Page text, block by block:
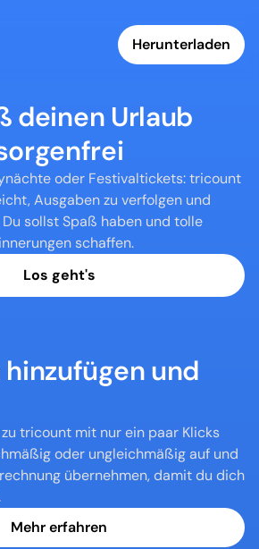
Herunterladen
deinen Urlaub
oder Festivaltickets: tricount
Ausgaben zu verfolgen und
sollst Spaß haben und tolle
schaffen.
Los geht's
und
tricount mit nur ein paar Klicks
oder ungleichmäßig auf und
übernehmen, damit du dich
Mehr erfahren